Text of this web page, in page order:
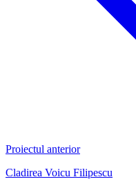
Proiectul anterior
Cladirea Voicu Filipescu